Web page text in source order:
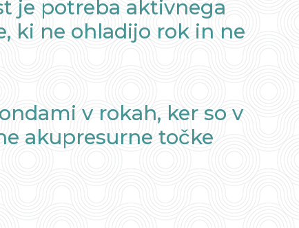
je potreba aktivnega
ki ne ohladijo rok in ne
v rokah, ker so v
akupresurne točke